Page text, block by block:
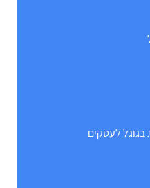
בגוגל לעסקים